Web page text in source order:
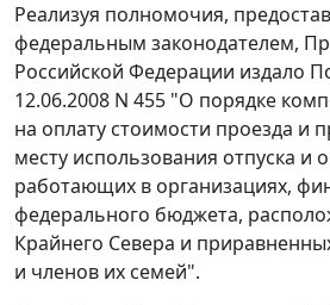
Реализуя полномочия,
федеральным законодателем,
Российской Федерации издало
12.06.2008 N 455 "О порядке
на оплату стоимости проезда и
месту использования отпуска и
работающих в организациях,
федерального бюджета,
Крайнего Севера и
и членов их семей".